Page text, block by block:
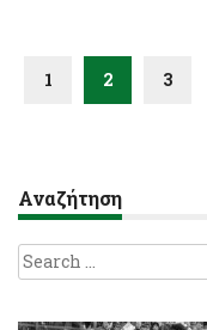
1 2 3
Αναζήτηση
Search
for: